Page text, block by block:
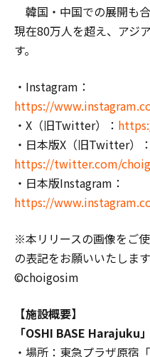
韓国・中国での展開も
現在80万⼈を超え、アジ
す。
・Instagram：
https://
・X（旧Twitter）：
・⽇本版X（旧Twitter）：
https://twitter.com/
・⽇本版Instagram：
https://
※本リリースの画像をご
の表記をお願いいたします
©choigosim
【施設概要】
「OSHI BASE Harajuku」
・場所：東急プラザ原宿